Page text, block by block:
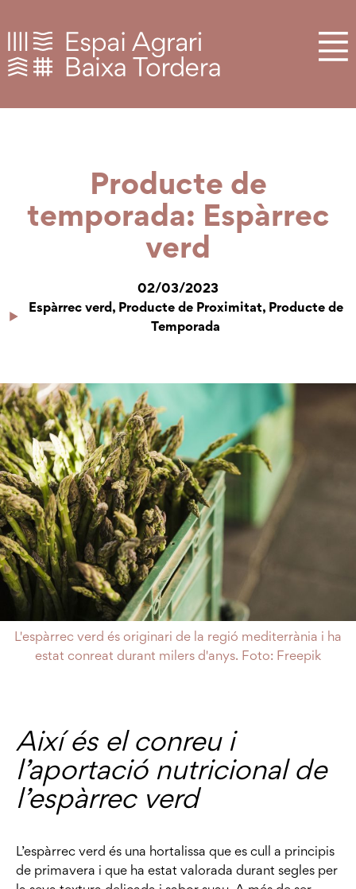
Producte de
temporada: Espàrrec
verd
02/03/2023
Espàrrec verd, Producte de Proximitat, Producte de
Temporada
L'espàrrec verd és originari de la regió mediterrània i ha
estat conreat durant milers d'anys. Foto: Freepik
Així és el conreu i
l’aportació nutricional de
l’espàrrec verd
L’espàrrec verd és una hortalissa que es cull a principis
de primavera i que ha estat valorada durant segles per